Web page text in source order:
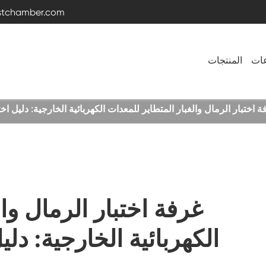
المنتجات
غرفة هزازة
غرفة الرطوبة بدرجة حرارة ثابتة
غرفة اختبار الرمال
الكهربائية الخارجية: